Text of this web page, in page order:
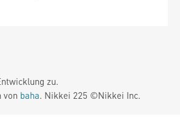
zu.
von baha. Nikkei 225 ©Nikkei Inc.